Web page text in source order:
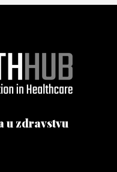
u zdravstvu